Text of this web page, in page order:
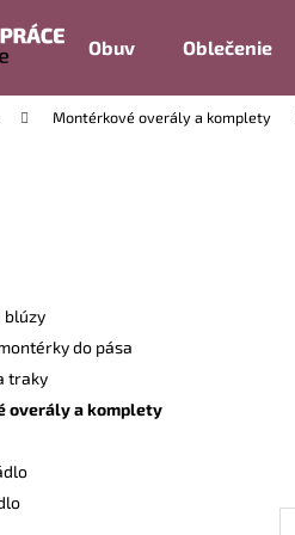
Obuv Oblečenie
Montérkové overály a komplety
blúzy
do pása
traky
overály a komplety